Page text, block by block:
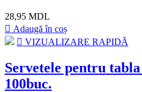
28,95 MDL
Adaugă în coș
VIZUALIZARE RAPIDĂ
Servetele pentru
100buc.